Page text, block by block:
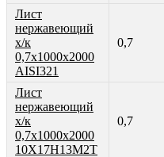
Лист
нержавеющий
х/к
0,7х1000х2000
AISI321
0,7
Лист
нержавеющий
х/к
0,7х1000х2000
10Х17Н13М2Т
0,7